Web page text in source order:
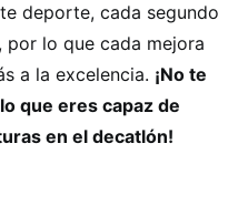
deporte, cada segundo
lo que cada mejora
a la excelencia. ¡No te
que eres capaz de
en el decatlón!